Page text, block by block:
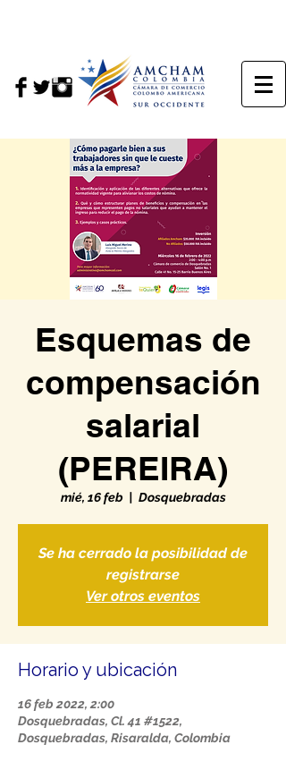
Esquemas de
compensación
salarial
(PEREIRA)
mié, 16 feb
  |
Dosquebradas
Se ha cerrado la posibilidad de
registrarse
Ver otros eventos
Horario y ubicación
16 feb 2022, 2:00
Dosquebradas, Cl. 41 #1522,
Dosquebradas, Risaralda, Colombia